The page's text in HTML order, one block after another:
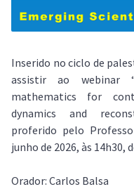
Inserido no ciclo de
assistir ao webinar
mathematics for
dynamics and
proferido pelo
junho de 2026, às
Orador: Carlos Balsa